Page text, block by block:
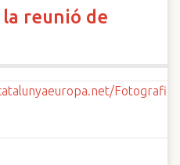
reunió de